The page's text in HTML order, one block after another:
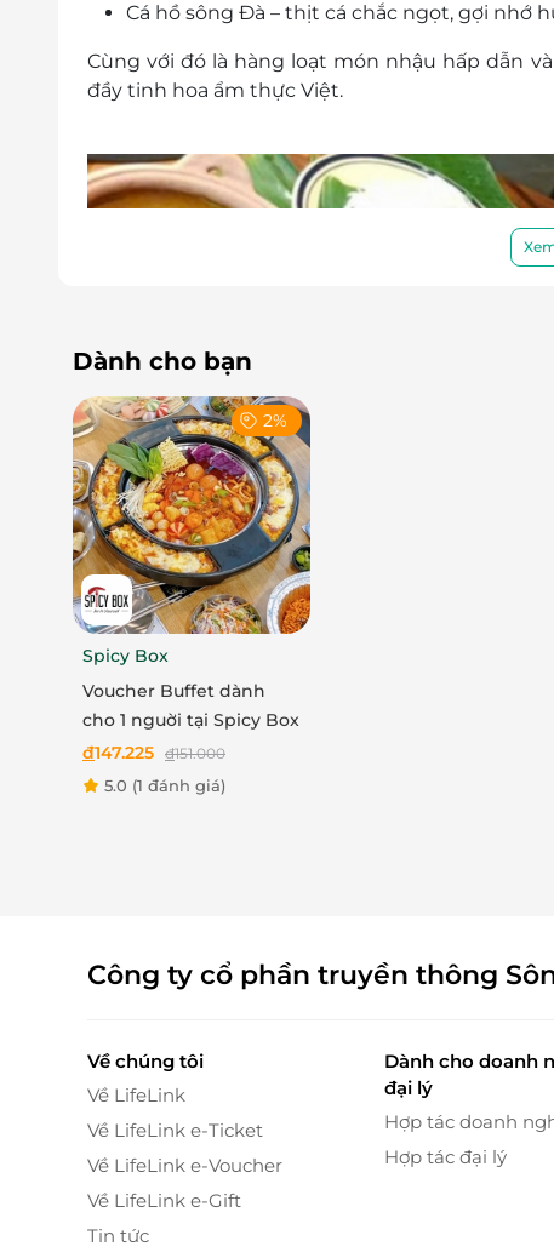
Cá hồ sông Đà – thịt cá chắc ngọt, gợi nhớ
Cùng với đó là hàng loạt món nhậu hấp dẫn
đầy tinh hoa ẩm thực Việt.
Không gian Hương Bắc – Miền quê Bắc
Tọa lạc tại 65 Nguyễn Quốc Trị
Không chỉ phục vụ bữa ăn gia đình, Hương
Dành cho bạn
2%
Spicy Box
Voucher Buffet dành
cho 1 nguời tại Spicy Box
đ147.225 đ151.000
5.0 (1 đánh giá)
Công ty cổ phần truyền thông
Về chúng tôi
Về LifeLink
Về LifeLink e-Ticket
Về LifeLink e-Voucher
Về LifeLink e-Gift
Tin tức
Dành cho doanh
đại lý
Hợp tác doanh
Hợp tác đại lý